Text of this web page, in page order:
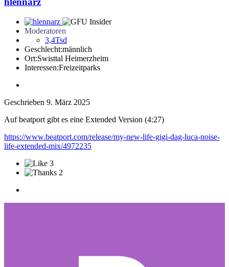
Moderatoren
3,4Tsd
Geschlecht:männlich
Ort:Swisttal Heimerzheim
Interessen:Freizeitparks
Geschrieben 9. März 2025
Auf beatport gibt es eine Extended Version (4:27)
https://www.beatport.com/release/my-new-life-gigi-dag-luca-noise-
life-extended-mix/4972235
3
2